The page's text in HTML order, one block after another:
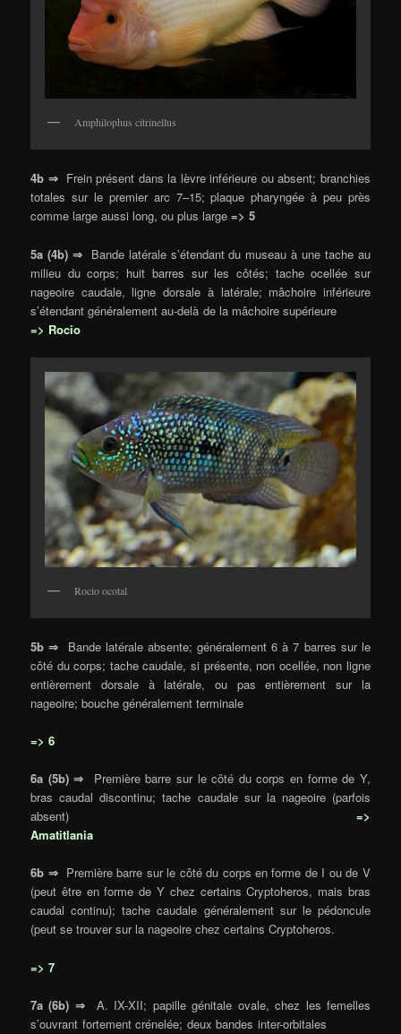
Amphilophus citrinellus
4b ⇒Frein présent dans la lèvre inférieure ou absent; branchies
totales sur le premier arc 7–15; plaque pharyngée à peu près
comme large aussi long, ou plus large=> 5
5a (4b) ⇒Bande latérale s’étendant du museau à une tache au
milieu du corps; huit barres sur les côtés; tache ocellée sur
nageoire caudale, ligne dorsale à latérale; mâchoire inférieure
s’étendant généralement au-delà de la mâchoire supérieure
=> Rocio
Rocio ocotal
5b ⇒ Bande latérale absente; généralement 6 à 7 barres sur le
côté du corps; tache caudale, si présente, non ocellée, non ligne
entièrement dorsale à latérale, ou pas entièrement sur la
nageoire; bouche généralement terminale
=> 6
6a (5b) ⇒
Première barre sur le côté du corps en forme de Y,
bras caudal discontinu; tache caudale sur la nageoire (parfois
absent) =>
Amatitlania
6b ⇒Première barre sur le côté du corps en forme de I ou de V
(peut être en forme de Y chez certains Cryptoheros, mais bras
caudal continu); tache caudale généralement sur le pédoncule
(peut se trouver sur la nageoire chez certains Cryptoheros.
=> 7
7a (6b) ⇒A. IX-XII; papille génitale ovale, chez les femelles
s’ouvrant fortement crénelée; deux bandes inter-orbitales